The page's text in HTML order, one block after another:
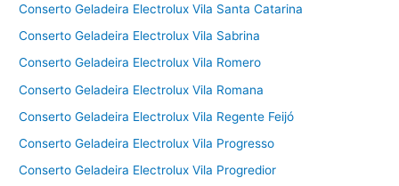
Conserto Geladeira Electrolux Vila Santa Catarina
Conserto Geladeira Electrolux Vila Sabrina
Conserto Geladeira Electrolux Vila Romero
Conserto Geladeira Electrolux Vila Romana
Conserto Geladeira Electrolux Vila Regente Feijó
Conserto Geladeira Electrolux Vila Progresso
Conserto Geladeira Electrolux Vila Progredior